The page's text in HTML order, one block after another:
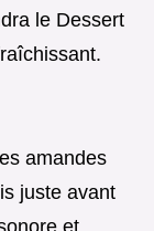
le Dessert
amandes
juste avant